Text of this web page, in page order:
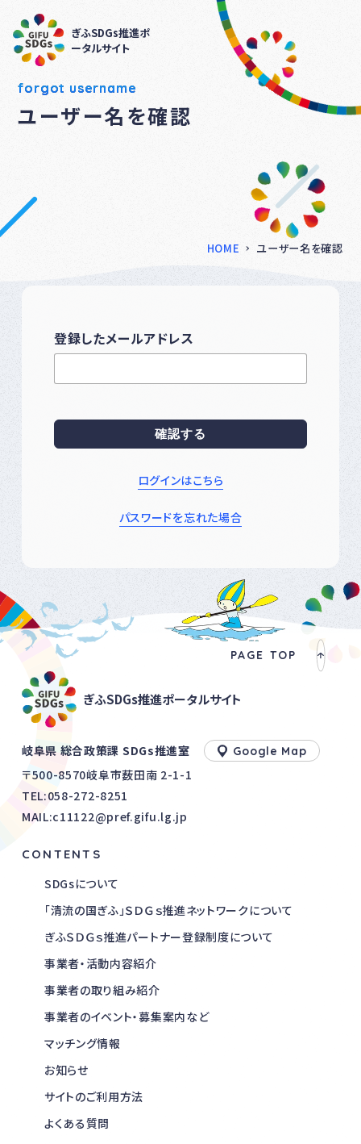
ぎふSDGs推進ポ
ータルサイト
forgot username
ユーザー名を確認
HOME ユーザー名を確認
登録したメールアドレス
ログインはこちら
パスワードを忘れた場合
PAGE TOP
ぎふSDGs推進ポータルサイト
岐阜県 総合政策課 SDGs推進室 Google Map
〒500-8570岐阜市薮田南 2-1-1
TEL:058-272-8251
MAIL:c11122@pref.gifu.lg.jp
CONTENTS
SDGsについて
「清流の国ぎふ」ＳＤＧｓ推進ネットワークについて
ぎふＳＤＧｓ推進パートナー登録制度について
事業者・活動内容紹介
事業者の取り組み紹介
事業者のイベント・募集案内など
マッチング情報
お知らせ
サイトのご利用方法
よくある質問